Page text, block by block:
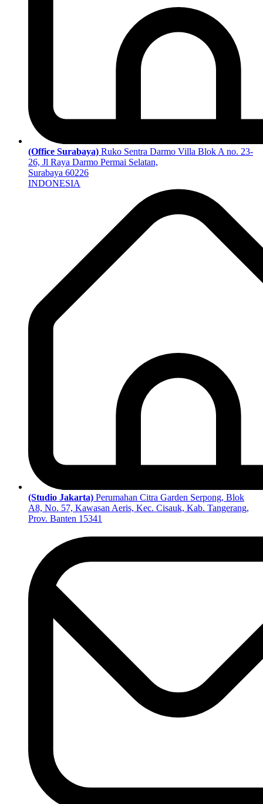
(Office Surabaya) Ruko Sentra Darmo Villa Blok A no. 23-
26, Jl Raya Darmo Permai Selatan,
Surabaya 60226
INDONESIA
(Studio Jakarta) Perumahan Citra Garden Serpong, Blok
A8, No. 57, Kawasan Aeris, Kec. Cisauk, Kab. Tangerang,
Prov. Banten 15341